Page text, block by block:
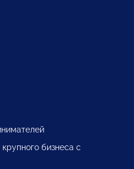
бизнеса с